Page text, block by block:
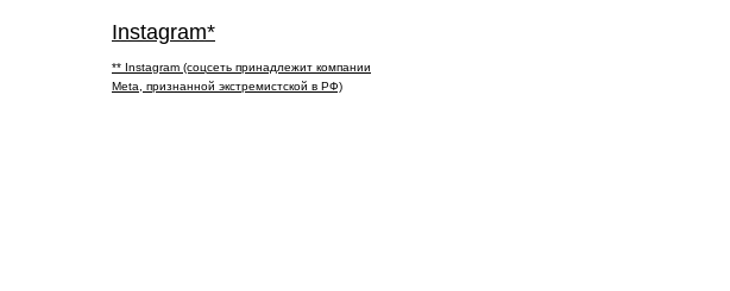
Instagram*
** Instagram (соцсеть принадлежит компании
Meta, признанной экстремистской в РФ)